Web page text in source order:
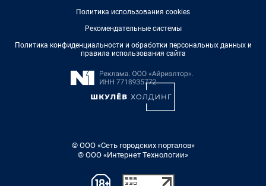
Политика использования cookies
Рекомендательные системы
Политика конфиденциальности и обработки персональных данных и
правила использования сайта
© ООО «Сеть городских порталов»
© ООО «Интернет Технологии»